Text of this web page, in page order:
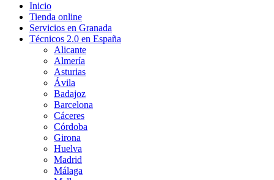
Inicio
Tienda online
Servicios en Granada
Técnicos 2.0 en España
Alicante
Almería
Asturias
Ávila
Badajoz
Barcelona
Cáceres
Córdoba
Girona
Huelva
Madrid
Málaga